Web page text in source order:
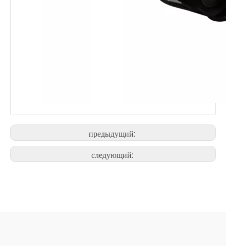
предыдущий:
следующий: